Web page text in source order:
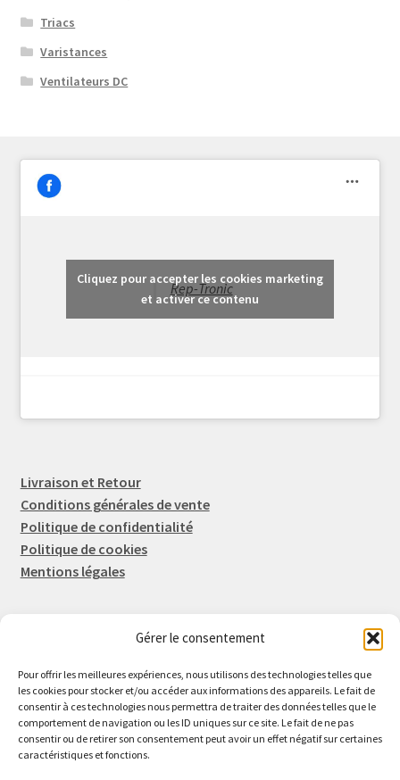
Gérer le consentement
Pour offrir les meilleures expériences, nous utilisons des technologies telles que
les cookies pour stocker et/ou accéder aux informations des appareils. Le fait de
consentir à ces technologies nous permettra de traiter des données telles que le
comportement de navigation ou les ID uniques sur ce site. Le fait de ne pas
consentir ou de retirer son consentement peut avoir un effet négatif sur certaines
caractéristiques et fonctions.
Triacs
Varistances
Ventilateurs DC
Rep-Tronic
Cliquez pour accepter les cookies marketing
et activer ce contenu
Livraison et Retour
Conditions générales de vente
Politique de confidentialité
Politique de cookies
Mentions légales
Eric FORTIER EI
16 Rue de l'Espérance
14600 Honfleur
02 61 82 01 89